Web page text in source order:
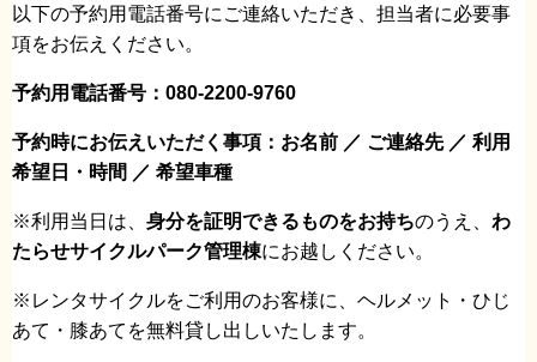
以下の予約用電話番号にご連絡いただき、担当者に必要事
項をお伝えください。
予約用電話番号：080-2200-9760
予約時にお伝えいただく事項：お名前 ／ ご連絡先 ／ 利用
希望日・時間 ／ 希望車種
※利用当日は、 身分を証明できるものをお持ちのうえ、 わ
たらせサイクルパーク管理棟にお越しください。
※レンタサイクルをご利用のお客様に、ヘルメット・ひじ
あて・膝あてを無料貸し出しいたします。